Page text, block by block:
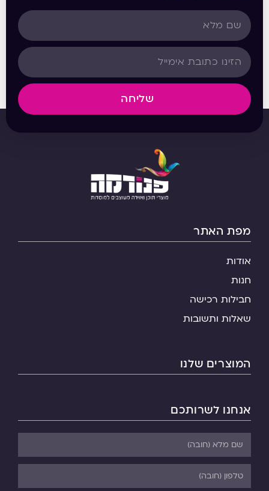
שליחה
מפת האתר
אודות
חנות
חבילות רכישה
שאלות ותשובות
המוצרים שלנו
אנחנו לשרותכם